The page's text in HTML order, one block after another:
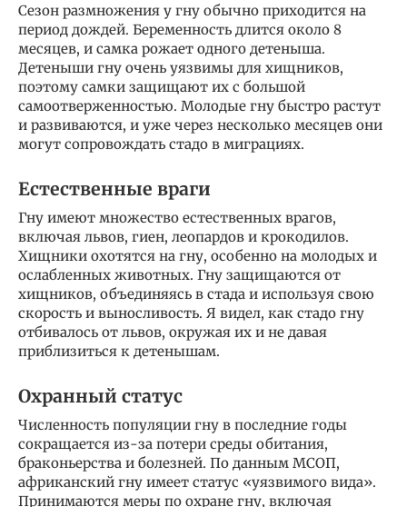
Сезон размножения у гну обычно приходится на
период дождей. Беременность длится около 8
месяцев, и самка рожает одного детеныша.
Детеныши гну очень уязвимы для хищников,
поэтому самки защищают их с большой
самоотверженностью. Молодые гну быстро растут
и развиваются, и уже через несколько месяцев они
могут сопровождать стадо в миграциях.
Естественные враги
Гну имеют множество естественных врагов,
включая львов, гиен, леопардов и крокодилов.
Хищники охотятся на гну, особенно на молодых и
ослабленных животных. Гну защищаются от
хищников, объединяясь в стада и используя свою
скорость и выносливость. Я видел, как стадо гну
отбивалось от львов, окружая их и не давая
приблизиться к детенышам.
Охранный статус
Численность популяции гну в последние годы
сокращается из-за потери среды обитания,
браконьерства и болезней. По данным МСОП,
африканский гну имеет статус «уязвимого вида».
Принимаются меры по охране гну, включая